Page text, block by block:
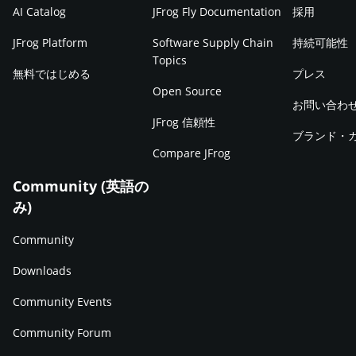
AI Catalog
JFrog Platform
無料ではじめる
JFrog Fly Documentation
Software Supply Chain
Topics
Open Source
JFrog 信頼性
Compare JFrog
採用
持続可能性
プレス
お問い合わ
ブランド・
Community (英語の
み)
Community
Downloads
Community Events
Community Forum